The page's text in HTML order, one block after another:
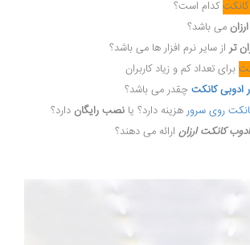
کدام است؟
می باشد؟
تراز سایر نرم افزار ها می باشد؟
برای تعداد کم و زیاد کاربران
ادوبی کانکت چقدر می باشد؟
روی سرور هزینه دارد؟ یا نصب رایگان دارد؟
ادوب کانکت ارزان ارائه می دهند؟